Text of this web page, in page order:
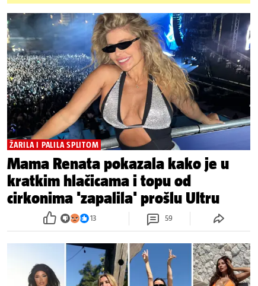
ŽARILA I PALILA SPLITOM
Mama Renata pokazala kako je u
kratkim hlačicama i topu od
cirkonima 'zapalila' prošlu Ultru
13 59